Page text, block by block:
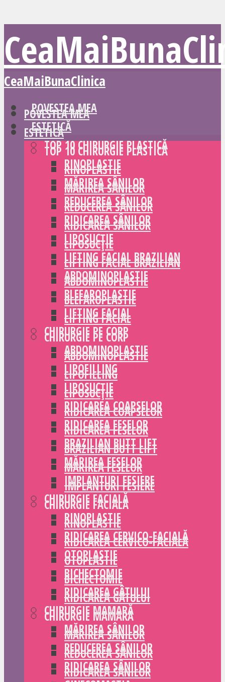
POVESTEA MEA
ESTETICĂ
TOP 10 CHIRURGIE PLASTICĂ
RINOPLASTIE
MĂRIREA SÂNILOR
REDUCEREA SÂNILOR
RIDICAREA SÂNILOR
LIPOSUCȚIE
LIFTING FACIAL BRAZILIAN
ABDOMINOPLASTIE
BLEFAROPLASTIE
LIFTING FACIAL
CHIRURGIE PE CORP
ABDOMINOPLASTIE
LIPOFILLING
LIPOSUCȚIE
RIDICAREA COAPSELOR
RIDICAREA FESELOR
BRAZILIAN BUTT LIFT
MĂRIREA FESELOR
IMPLANTURI FESIERE
CHIRURGIE FACIALĂ
RINOPLASTIE
RIDICAREA CERVICO-FACIALĂ
OTOPLASTIE
BICHECTOMIE
RIDICAREA GÂTULUI
CHIRURGIE MAMARĂ
MĂRIREA SÂNILOR
REDUCEREA SÂNILOR
RIDICAREA SÂNILOR
CeaMaiBunaClinica
POVESTEA MEA
ESTETICĂ
TOP 10 CHIRURGIE PLASTICĂ
RINOPLASTIE
MĂRIREA SÂNILOR
REDUCEREA SÂNILOR
RIDICAREA SÂNILOR
LIPOSUCȚIE
LIFTING FACIAL BRAZILIAN
ABDOMINOPLASTIE
BLEFAROPLASTIE
LIFTING FACIAL
CHIRURGIE PE CORP
ABDOMINOPLASTIE
LIPOFILLING
LIPOSUCȚIE
RIDICAREA COAPSELOR
RIDICAREA FESELOR
BRAZILIAN BUTT LIFT
MĂRIREA FESELOR
IMPLANTURI FESIERE
CHIRURGIE FACIALĂ
RINOPLASTIE
RIDICAREA CERVICO-FACIALĂ
OTOPLASTIE
BICHECTOMIE
RIDICAREA GÂTULUI
CHIRURGIE MAMARĂ
MĂRIREA SÂNILOR
REDUCEREA SÂNILOR
RIDICAREA SÂNILOR